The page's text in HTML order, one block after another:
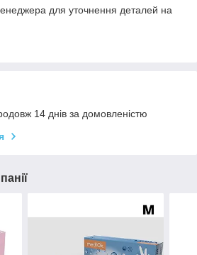
для уточнення деталей на
14 днів за домовленістю